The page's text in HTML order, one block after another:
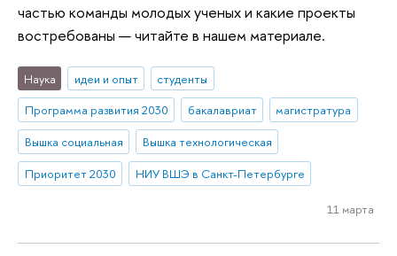
частью команды молодых ученых и какие проекты
востребованы — читайте в нашем материале.
Наука идеи и опыт
студенты
Программа развития 2030
бакалавриат
магистратура
Вышка социальная
Вышка технологическая
Приоритет 2030
НИУ ВШЭ в Санкт-Петербурге
11 марта